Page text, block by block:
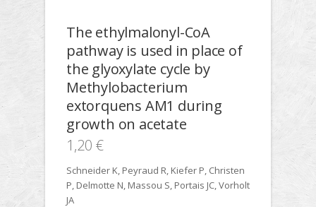
The ethylmalonyl-CoA
pathway is used in place of
the glyoxylate cycle by
Methylobacterium
extorquens AM1 during
growth on acetate
1,20 €
Schneider K, Peyraud R, Kiefer P, Christen
P, Delmotte N, Massou S, Portais JC, Vorholt
JA